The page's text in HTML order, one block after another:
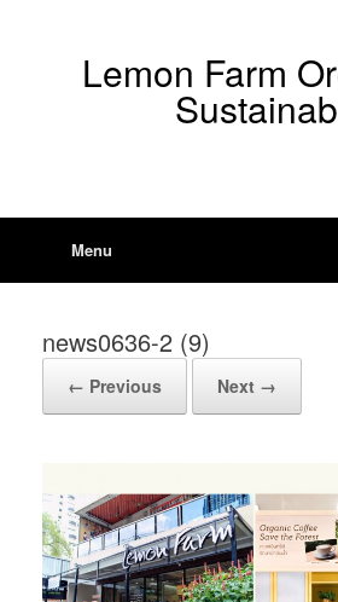
Lemon Farm
Menu
news0636-2 (9)
← Previous Next →